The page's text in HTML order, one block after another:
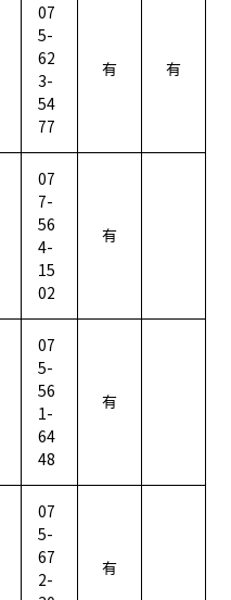
07
5-
62
3-
54
77
有 有
07
7-
56
4-
15
02
有
07
5-
56
1-
64
48
有
07
5-
67
2-
有